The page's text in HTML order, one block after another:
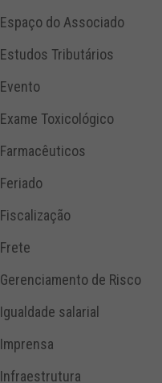
Espaço do Associado
Estudos Tributários
Evento
Exame Toxicológico
Farmacêuticos
Feriado
Fiscalização
Frete
Gerenciamento de Risco
Igualdade salarial
Imprensa
Infraestrutura